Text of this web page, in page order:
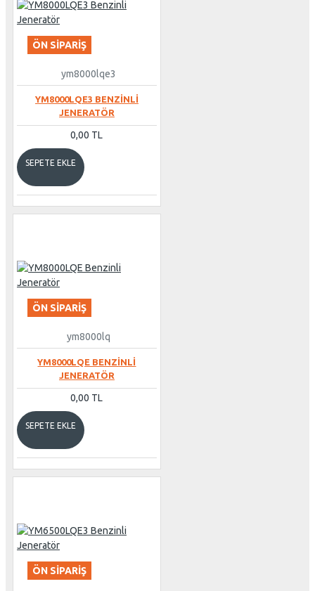
ÖN SIPARIŞ
ym8000lqe3
YM8000LQE3 BENZINLI
JENERATÖR
0,00 TL
SEPETE EKLE
ÖN SIPARIŞ
ym8000lq
YM8000LQE BENZINLI
JENERATÖR
0,00 TL
SEPETE EKLE
ÖN SIPARIŞ